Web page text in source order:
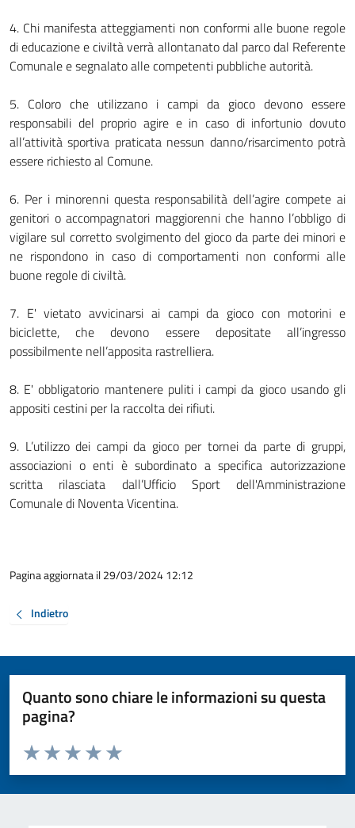
4. Chi manifesta atteggiamenti non conformi alle buone regole
di educazione e civiltà verrà allontanato dal parco dal Referente
Comunale e segnalato alle competenti pubbliche autorità.
5. Coloro che utilizzano i campi da gioco devono essere
responsabili del proprio agire e in caso di infortunio dovuto
all’attività sportiva praticata nessun danno/risarcimento potrà
essere richiesto al Comune.
6. Per i minorenni questa responsabilità dell’agire compete ai
genitori o accompagnatori maggiorenni che hanno l’obbligo di
vigilare sul corretto svolgimento del gioco da parte dei minori e
ne rispondono in caso di comportamenti non conformi alle
buone regole di civiltà.
7. E' vietato avvicinarsi ai campi da gioco con motorini e
biciclette, che devono essere depositate all’ingresso
possibilmente nell’apposita rastrelliera.
8. E' obbligatorio mantenere puliti i campi da gioco usando gli
appositi cestini per la raccolta dei rifiuti.
9. L’utilizzo dei campi da gioco per tornei da parte di gruppi,
associazioni o enti è subordinato a specifica autorizzazione
scritta rilasciata dall’Ufficio Sport dell'Amministrazione
Comunale di Noventa Vicentina.
Pagina aggiornata il 29/03/2024 12:12
Indietro
Quanto sono chiare le informazioni su questa
pagina?
Valuta da 1 a 5 stelle la pagina
Valuta 5 stelle su 5
Valuta 4 stelle su 5
Valuta 3 stelle su 5
Valuta 2 stelle su 5
Valuta 1 stelle su 5